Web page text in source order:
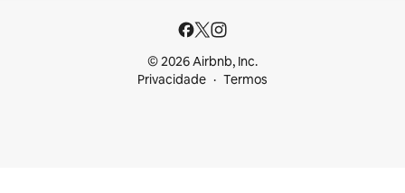
© 2026 Airbnb, Inc.
Privacidade
Termos